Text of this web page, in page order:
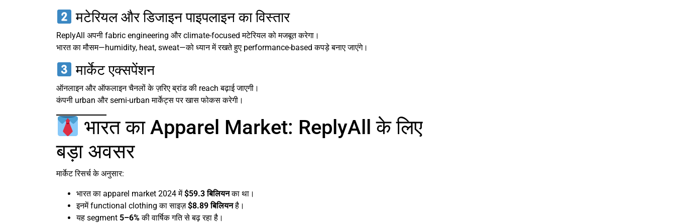
मटेरियल और डिजाइन पाइपलाइन का विस्तार
ReplyAll अपनी fabric engineering और climate-focused मटेरियल को मजबूत करेगा।
भारत का मौसम—humidity, heat, sweat—को ध्यान में रखते हुए performance-based कपड़े बनाए जाएंगे।
मार्केट एक्सपेंशन
ऑनलाइन और ऑफलाइन चैनलों के ज़रिए ब्रांड की reach बढ़ाई जाएगी।
कंपनी urban और semi-urban मार्केट्स पर खास फोकस करेगी।
भारत का Apparel Market: ReplyAll के लिए
बड़ा अवसर
मार्केट रिसर्च के अनुसार:
भारत का apparel market 2024 में$59.3 बिलियनका था।
इनमें functional clothing का साइज़$8.89 बिलियनहै।
यह segment 5–6%की वार्षिक गति से बढ़ रहा है।